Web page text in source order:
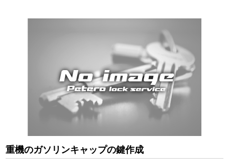
重機のガソリンキャップの鍵作成